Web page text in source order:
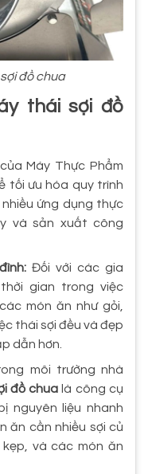
đồ chua
thái sợi đồ
Máy Thực Phẩm
tối ưu hóa quy trình
ứng dụng thực
và sản xuất công
Đối với các gia
gian trong việc
món ăn như gỏi,
thái sợi đều và đẹp
dẫn hơn.
môi trường nhà
đồ chua là công cụ
nguyên liệu nhanh
ăn cần nhiều sợi củ
và các món ăn